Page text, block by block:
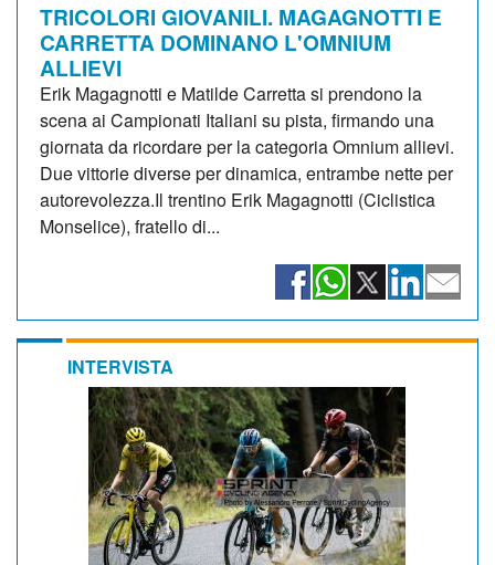
TRICOLORI GIOVANILI. MAGAGNOTTI E
CARRETTA DOMINANO L'OMNIUM
ALLIEVI
Erik Magagnotti e Matilde Carretta si prendono la
scena ai Campionati Italiani su pista, firmando una
giornata da ricordare per la categoria Omnium allievi.
Due vittorie diverse per dinamica, entrambe nette per
autorevolezza.Il trentino Erik Magagnotti (Ciclistica
Monselice), fratello di...
INTERVISTA